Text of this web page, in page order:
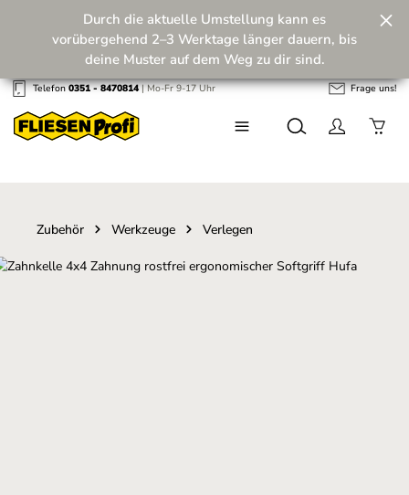
Zum Hauptinhalt springen
Zukunft! 💪
Durch die aktuelle Umstellung kann es
vorübergehend 2–3 Werktage länger dauern, bis
deine Muster auf dem Weg zu dir sind.
Telefon0351 - 8470814| Mo-Fr 9-17 Uhr Frage uns!
Zubehör Werkzeuge Verlegen
Bildergalerie überspringen